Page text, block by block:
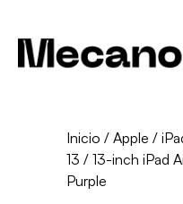
Inicio /Apple /
13 / 13-inch iPad
Purple